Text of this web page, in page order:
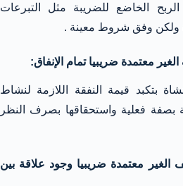
الخاضع للضريبة مثل التبرعات
ولكن وفق شروط معينة .
معتمدة ضريبيا تمام الإنفاق:
بتكبد قيمة النفقة اللازمة لنشاط
بصفة فعلية واستحقاقها بصرف النظر
الغير معتمدة ضريبيا وجود علاقة بين